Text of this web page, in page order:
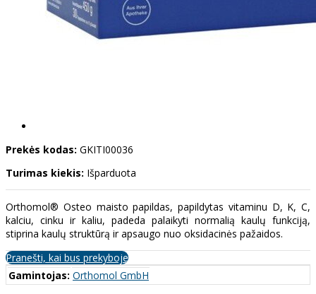
Prekės kodas: GKITI00036
Turimas kiekis: Išparduota
Orthomol® Osteo maisto papildas, papildytas vitaminu D, K, C,
kalciu, cinku ir kaliu, padeda palaikyti normalią kaulų funkciją,
stiprina kaulų struktūrą ir apsaugo nuo oksidacinės pažaidos.
Pranešti, kai bus prekyboje
Gamintojas: Orthomol GmbH